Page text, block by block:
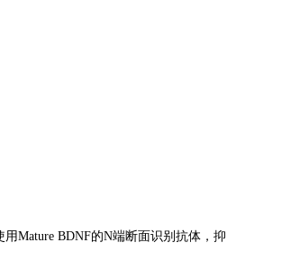
Mature BDNF的N端断面识别抗体，抑